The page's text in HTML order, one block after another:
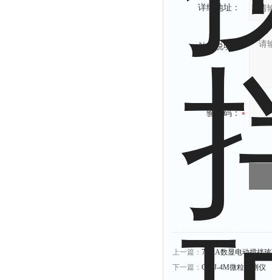
详细地址：
补充说明：
验证码：
上一篇： 76-1A数显电动搅拌
下一篇： GWJ-4M微粒检测仪